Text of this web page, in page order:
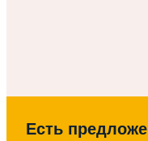
Есть